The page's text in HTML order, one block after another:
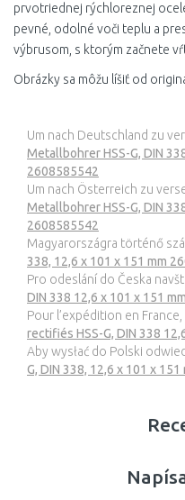
7 mm
7,1 mm
7,2 mm
7,4 mm
7,5 mm
7,7 mm
7,8 mm
7,9 mm
8,1 mm
8,3 mm
prvotriednej rýchloreznej
pevné, odolné voči teplu a
výbrusom, s ktorým začnete
Obrázky sa môžu líšiť od
Um nach Deutschland zu
Metallbohrer HSS-G, DIN
2608585542
Um nach Österreich zu
Metallbohrer HSS-G, DIN
2608585542
Magyarországra történő
338, 12,6 x 101 x 151 mm
Pro odeslání do Česka
DIN 338 12,6 x 101 x 151
Pour l’expédition en
rectifiés HSS-G, DIN 338
Aby wysłać do Polski
G, DIN 338, 12,6 x 101 x